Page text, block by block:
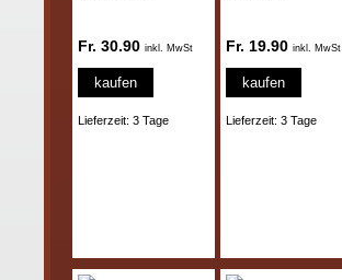
Fr. 30.90 inkl. MwSt
kaufen
Lieferzeit: 3 Tage
Fr. 19.90 inkl. MwSt
kaufen
Lieferzeit: 3 Tage